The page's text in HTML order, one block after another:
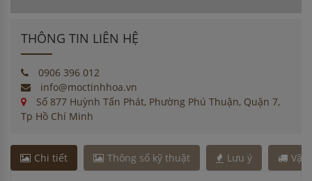
THÔNG TIN LIÊN HỆ
0906 396 012
info@moctinhhoa.vn
Số 877 Huỳnh Tấn Phát, Phường Phú Thuận, Quận 7,
Tp Hồ Chí Minh
Chi tiết Thông số kỹ thuật Lưu ý Vận